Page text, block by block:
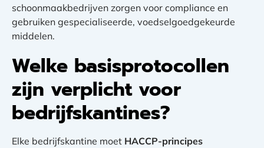
schoonmaakbedrijven zorgen voor compliance en
gebruiken gespecialiseerde, voedselgoedgekeurde
middelen.
Welke basisprotocollen
zijn verplicht voor
bedrijfskantines?
Elke bedrijfskantine moet HACCP-principes